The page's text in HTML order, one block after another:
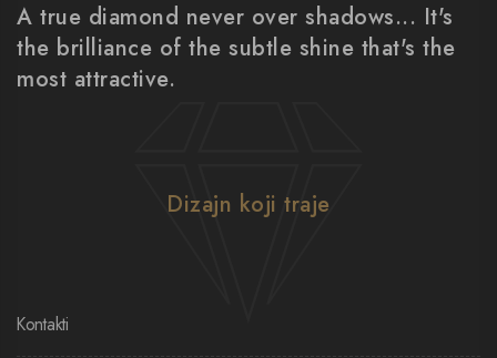
A true diamond never over shadows... It's
the brilliance of the subtle shine that's the
most attractive.
Dizajn koji traje
Kontakti